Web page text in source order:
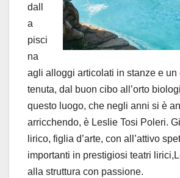
dall
a
pisci
na
agli alloggi articolati in stanze e un
tenuta, dal buon cibo all’orto
questo luogo, che negli anni si è
arricchendo, è Leslie Tosi Poleri.
lirico, figlia d’arte, con all’attivo
importanti in prestigiosi teatri
alla struttura con passione.